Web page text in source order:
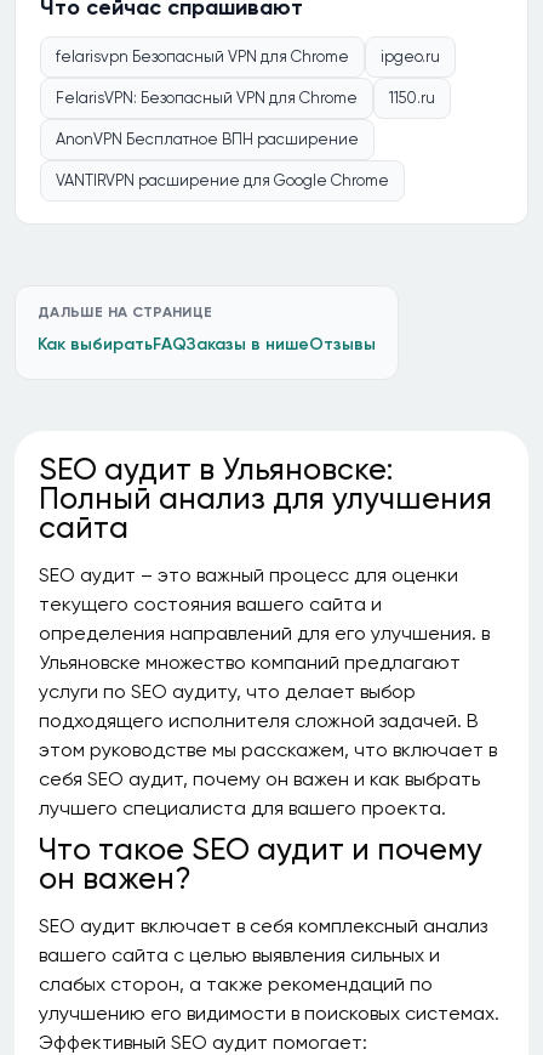
Что сейчас спрашивают
felarisvpn Безопасный VPN для Chrome ipgeo.ru
FelarisVPN: Безопасный VPN для Chrome 1150.ru
AnonVPN Бесплатное ВПН расширение
VANTIRVPN расширение для Google Chrome
ДАЛЬШЕ НА СТРАНИЦЕ
Как выбиратьFAQЗаказы в нишеОтзывы
SEO аудит в Ульяновске:
Полный анализ для улучшения
сайта
SEO аудит – это важный процесс для оценки
текущего состояния вашего сайта и
определения направлений для его улучшения. в
Ульяновске множество компаний предлагают
услуги по SEO аудиту, что делает выбор
подходящего исполнителя сложной задачей. В
этом руководстве мы расскажем, что включает в
себя SEO аудит, почему он важен и как выбрать
лучшего специалиста для вашего проекта.
Что такое SEO аудит и почему
он важен?
SEO аудит включает в себя комплексный анализ
вашего сайта с целью выявления сильных и
слабых сторон, а также рекомендаций по
улучшению его видимости в поисковых системах.
Эффективный SEO аудит помогает: